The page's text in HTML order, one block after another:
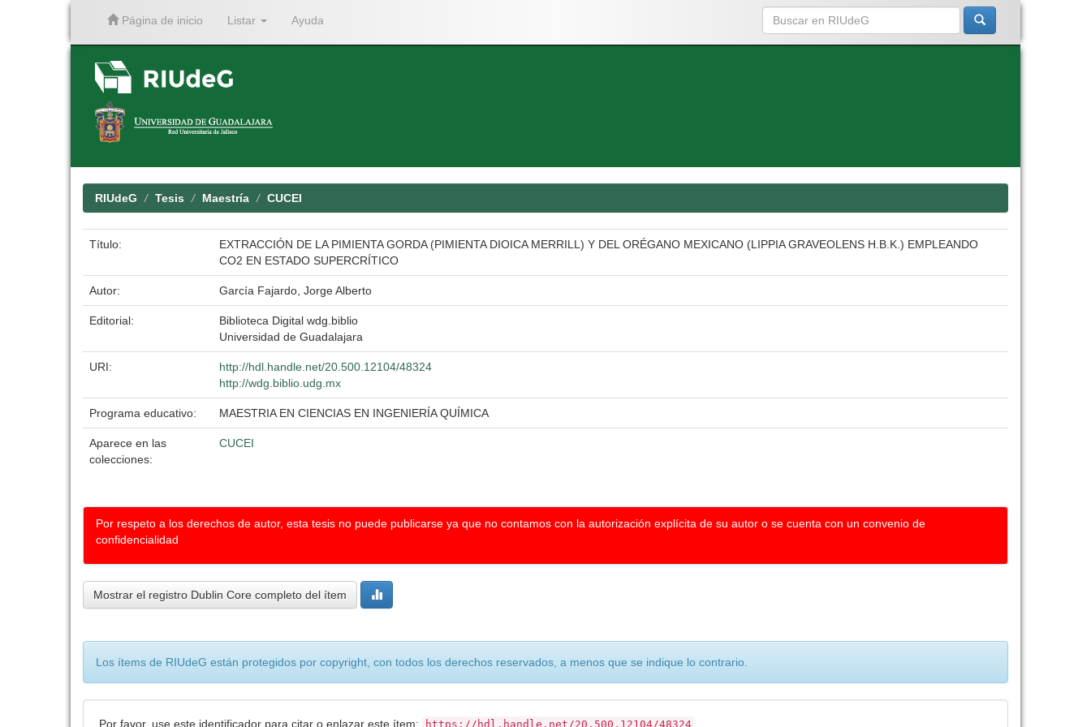
Página de inicio Listar Ayuda
RIUdeG Tesis Maestría CUCEI
Título:
EXTRACCIÓN DE LA PIMIENTA GORDA (PIMIENTA DIOICA MERRILL) Y DEL ORÉGANO MEXICANO (LIPPIA GRAVEOLENS H.B.K.) EMPLEANDO
CO2 EN ESTADO SUPERCRÍTICO
Autor: García Fajardo, Jorge Alberto
Editorial:
Biblioteca Digital wdg.biblio
Universidad de Guadalajara
URI:
http://hdl.handle.net/20.500.12104/48324
http://wdg.biblio.udg.mx
Programa educativo: MAESTRIA EN CIENCIAS EN INGENIERÍA QUÍMICA
Aparece en las
colecciones:
CUCEI
Por respeto a los derechos de autor, esta tesis no puede publicarse ya que no contamos con la autorización explícita de su autor o se cuenta con un convenio de
confidencialidad
Mostrar el registro Dublin Core completo del ítem
Los ítems de RIUdeG están protegidos por copyright, con todos los derechos reservados, a menos que se indique lo contrario.
Por favor, use este identificador para citar o enlazar este ítem: https://hdl.handle.net/20.500.12104/48324